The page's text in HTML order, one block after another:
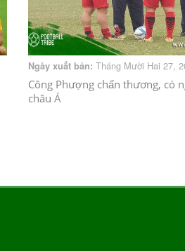
Ngày xuất bản: Tháng Mười Hai 27,
Công Phượng chấn thương, có
châu Á